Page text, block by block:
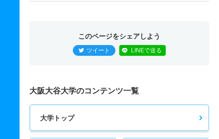
このページをシェアしよう
ツイート LINEで送る
大阪大谷大学のコンテンツ一覧
大学トップ